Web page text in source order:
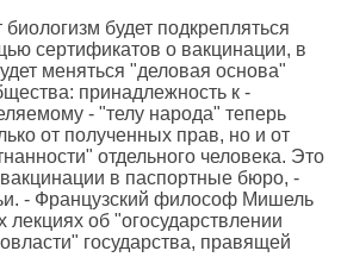
будет подкрепляться
сертификатов о вакцинации, в
меняться "деловая основа"
принадлежность к -
- "телу народа" теперь
от полученных прав, но и от
отдельного человека. Это
в паспортные бюро, -
- Французский философ Мишель
лекциях об "огосударствлении
государства, правящей